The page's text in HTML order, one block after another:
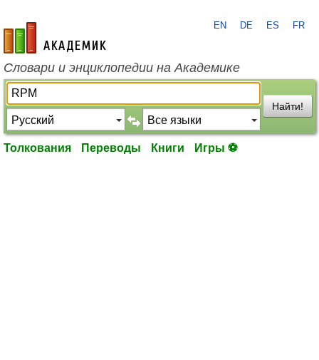
academic.ru
EN DE ES FR
Словари и энциклопедии на Академике
Найти!
Толкования Переводы Книги Игры ⚽